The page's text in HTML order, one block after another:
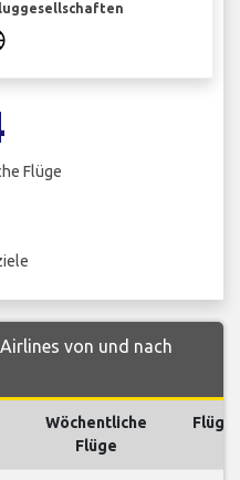
Flüge
von und nach
Wöchentliche
Flüge
Flüge